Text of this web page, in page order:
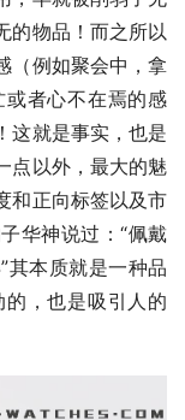
的物品！而之所以
（例如聚会中，拿
者心不在焉的感
这就是事实，也是
点以外，最大的魅
和正向标签以及市
华神说过：“佩戴
其本质就是一种品
，也是吸引人的